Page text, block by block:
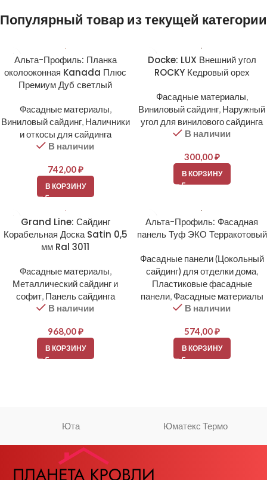
Популярный товар из текущей категории
Альта-Профиль: Планка
околооконная Kanada Плюс
Премиум Дуб светлый
Фасадные материалы,
Виниловый сайдинг, Наличники
и откосы для сайдинга
В наличии
742,00₽
В КОРЗИНУ
Docke: LUX Внешний угол
ROCKY Кедровый орех
Фасадные материалы,
Виниловый сайдинг, Наружный
угол для винилового сайдинга
В наличии
300,00₽
В КОРЗИНУ
Grand Line: Сайдинг
Корабельная Доска Satin 0,5
мм Ral 3011
Фасадные материалы,
Металлический сайдинг и
софит, Панель сайдинга
В наличии
968,00₽
В КОРЗИНУ
Альта-Профиль: Фасадная
панель Туф ЭКО Терракотовый
Фасадные панели (Цокольный
сайдинг) для отделки дома,
Пластиковые фасадные
панели, Фасадные материалы
В наличии
574,00₽
В КОРЗИНУ
Юта Юматекс Термо